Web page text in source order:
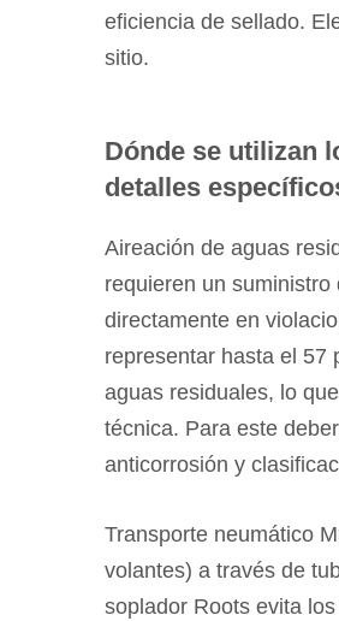
exige
detalles
Cuatro
parámetros
realmente
determinan
la
correcta
5
Realidades
del
simple,
pero
no
eficiencia de sellado.
sitio.
Dónde se utilizan
detalles
Aireación de aguas
requieren un
directamente en
representar hasta el 57
aguas residuales, lo
técnica. Para este
anticorrosión y
Transporte neumático
volantes) a través de
soplador Roots evita